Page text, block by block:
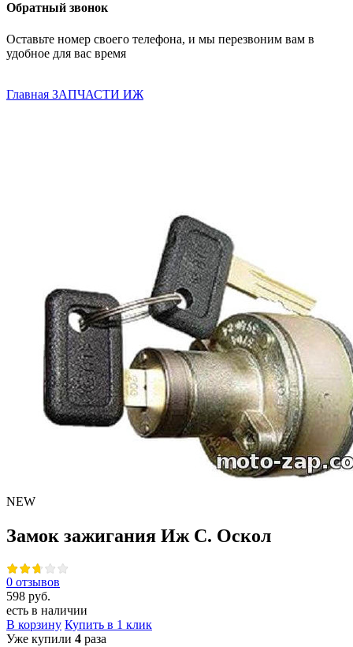
Обратный звонок
Оставьте номер своего телефона, и мы перезвоним вам в
удобное для вас время
Главная ЗАПЧАСТИ ИЖ
NEW
Замок зажигания Иж С. Оскол
0 отзывов
598 руб.
есть в наличии
В корзину Купить в 1 клик
Уже купили 4 раза